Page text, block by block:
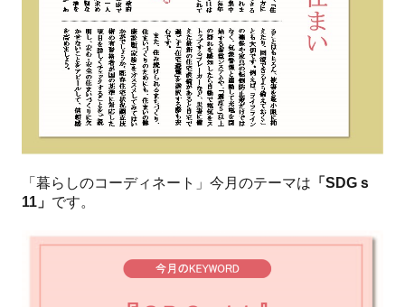
「暮らしのコーディネート」今月のテーマは 「SDGｓ
11」 です。